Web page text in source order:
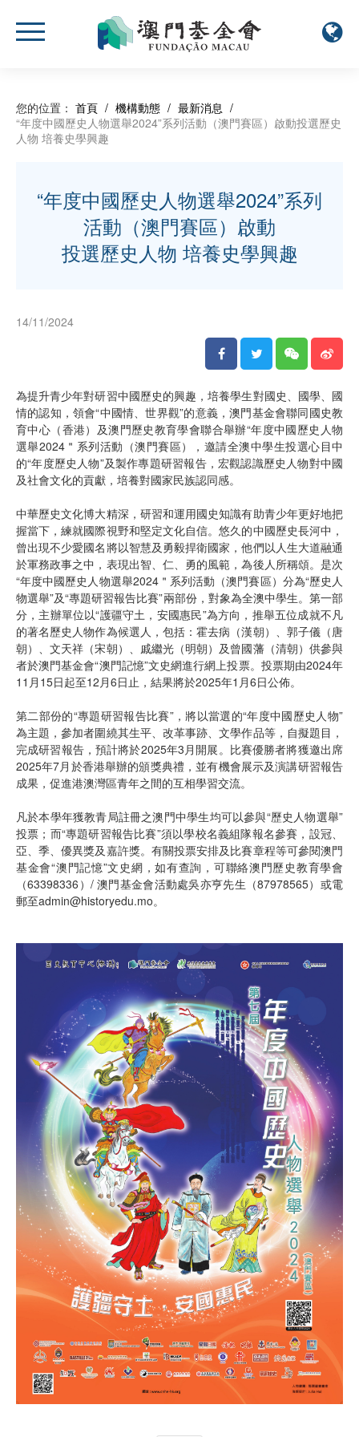
您的位置： 首頁 / 機構動態 / 最新消息 /
“年度中國歷史人物選舉2024”系列活動（澳門賽區）啟動投選歷史
人物 培養史學興趣
“年度中國歷史人物選舉2024”系列
活動（澳門賽區）啟動
投選歷史人物 培養史學興趣
14/11/2024
為提升青少年對研習中國歷史的興趣，培養學生對國史、國學、國
情的認知，領會“中國情、世界觀”的意義，澳門基金會聯同國史教
育中心（香港）及澳門歷史教育學會聯合舉辦“年度中國歷史人物
選舉2024＂系列活動（澳門賽區），邀請全澳中學生投選心目中
的“年度歷史人物”及製作專題研習報告，宏觀認識歷史人物對中國
及社會文化的貢獻，培養對國家民族認同感。
中華歷史文化博大精深，研習和運用國史知識有助青少年更好地把
握當下，練就國際視野和堅定文化自信。悠久的中國歷史長河中，
曾出現不少愛國名將以智慧及勇毅捍衛國家，他們以人生大道融通
於軍務政事之中，表現出智、仁、勇的風範，為後人所稱頌。是次
“年度中國歷史人物選舉2024＂系列活動（澳門賽區）分為“歷史人
物選舉”及“專題研習報告比賽”兩部份，對象為全澳中學生。第一部
分，主辦單位以“護疆守土，安國惠民”為方向，推舉五位成就不凡
的著名歷史人物作為候選人，包括：霍去病（漢朝）、郭子儀（唐
朝）、文天祥（宋朝）、戚繼光（明朝）及曾國藩（清朝）供參與
者於澳門基金會“澳門記憶”文史網進行網上投票。投票期由2024年
11月15日起至12月6日止，結果將於2025年1月6日公佈。
第二部份的“專題研習報告比賽”，將以當選的“年度中國歷史人物”
為主題，參加者圍繞其生平、改革事跡、文學作品等，自擬題目，
完成研習報告，預計將於2025年3月開展。比賽優勝者將獲邀出席
2025年7月於香港舉辦的頒獎典禮，並有機會展示及演講研習報告
成果，促進港澳灣區青年之間的互相學習交流。
凡於本學年獲教青局註冊之澳門中學生均可以參與“歷史人物選舉”
投票；而“專題研習報告比賽”須以學校名義組隊報名參賽，設冠、
亞、季、優異獎及嘉許獎。有關投票安排及比賽章程等可參閱澳門
基金會“澳門記憶”文史網，如有查詢，可聯絡澳門歷史教育學會
（63398336）/ 澳門基金會活動處吳亦亨先生（87978565）或電
郵至admin@historyedu.mo。